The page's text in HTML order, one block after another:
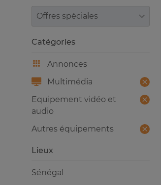
Trier par
Catégories
Annonces
Multimédia
Equipement vidéo et
audio
Autres équipements
Lieux
Sénégal